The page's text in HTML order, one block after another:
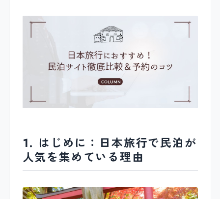
1. はじめに：日本旅行で民泊が
人気を集めている理由